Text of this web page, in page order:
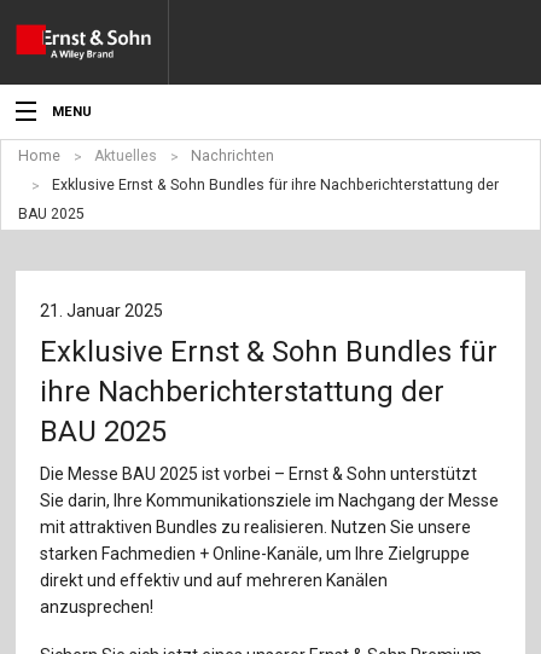
MENU
Aktuelles
Veranstaltungen
Angebote
Produkte
Werben
Service
Für Autor:innen
Verlag
Home Aktuelles
Nachrichten
Exklusive Ernst & Sohn Bundles für ihre Nachberichterstattung der
BAU 2025
21. Januar 2025
Exklusive Ernst & Sohn Bundles für
ihre Nachberichterstattung der
BAU 2025
Die Messe BAU 2025 ist vorbei – Ernst & Sohn unterstützt
Sie darin, Ihre Kommunikationsziele im Nachgang der Messe
mit attraktiven Bundles zu realisieren. Nutzen Sie unsere
starken Fachmedien + Online-Kanäle, um Ihre Zielgruppe
direkt und effektiv und auf mehreren Kanälen
anzusprechen!